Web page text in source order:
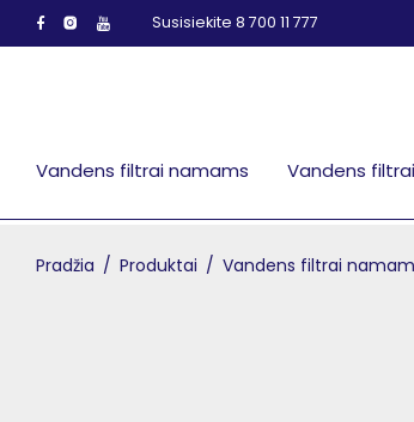
Susisiekite 8 700 11 777
Vandens filtrai namams Vandens
Pradžia / Produktai / Vandens filtrai